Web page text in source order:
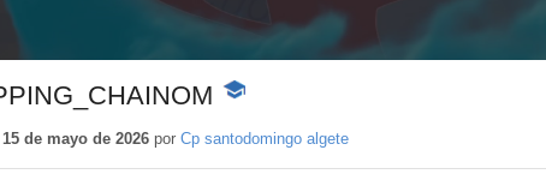
-
educativo
15 de mayo de 2026por Cp santodomingo algete